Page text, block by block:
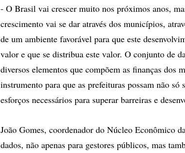
- O Brasil vai crescer muito nos próximos anos,
crescimento vai se dar através dos municípios,
de um ambiente favorável para que este
valor e que se distribua este valor. O conjunto de
diversos elementos que compõem as finanças dos
instrumento para que as prefeituras possam não
esforços necessários para superar barreiras e
João Gomes, coordenador do Núcleo Econômico
dados, não apenas para gestores públicos, mas